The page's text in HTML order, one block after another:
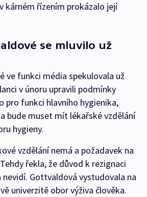
kárném řízením prokázalo její
se mluvilo už
ve funkci média spekulovala už
v únoru upravili podmínky
pro funkci hlavního hygienika,
bude muset mít lékařské vzdělání
hygieny.
vzdělání nemá a požadavek na
řekla, že důvod k rezignaci
nevidí. Gottvaldová vystudovala na
univerzitě obor výživa člověka.